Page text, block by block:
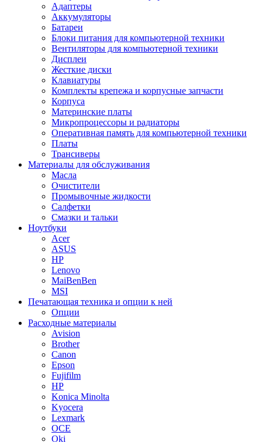
Адаптеры
Аккумуляторы
Батареи
Блоки питания для компьютерной техники
Вентиляторы для компьютерной техники
Дисплеи
Жесткие диски
Клавиатуры
Комплекты крепежа и корпусные запчасти
Корпуса
Материнские платы
Микропроцессоры и радиаторы
Оперативная память для компьютерной техники
Платы
Трансиверы
Материалы для обслуживания
Масла
Очистители
Промывочные жидкости
Салфетки
Смазки и тальки
Ноутбуки
Acer
ASUS
HP
Lenovo
MaiBenBen
MSI
Печатающая техника и опции к ней
Опции
Расходные материалы
Avision
Brother
Canon
Epson
Fujifilm
HP
Konica Minolta
Kyocera
Lexmark
OCE
Oki